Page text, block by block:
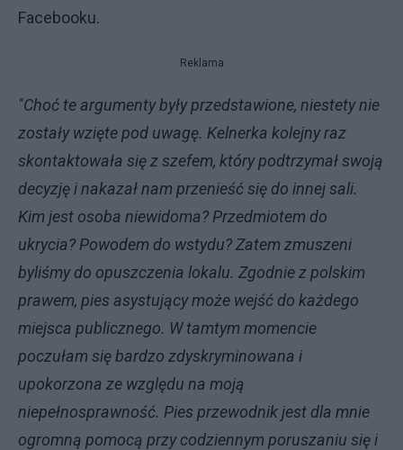
Facebooku.
Reklama
"Choć te argumenty były przedstawione, niestety nie
zostały wzięte pod uwagę. Kelnerka kolejny raz
skontaktowała się z szefem, który podtrzymał swoją
decyzję i nakazał nam przenieść się do innej sali.
Kim jest osoba niewidoma? Przedmiotem do
ukrycia? Powodem do wstydu? Zatem zmuszeni
byliśmy do opuszczenia lokalu. Zgodnie z polskim
prawem, pies asystujący może wejść do każdego
miejsca publicznego. W tamtym momencie
poczułam się bardzo zdyskryminowana i
upokorzona ze względu na moją
niepełnosprawność. Pies przewodnik jest dla mnie
ogromną pomocą przy codziennym poruszaniu się i